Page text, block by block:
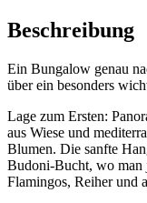
Beschreibung
Ein Bungalow genau
über ein besonders
Lage zum Ersten:
aus Wiese und
Blumen. Die sanfte
Budoni-Bucht, wo man
Flamingos, Reiher und